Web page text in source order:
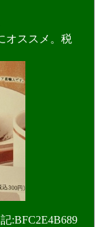
オススメ。税
記:BFC2E4B689